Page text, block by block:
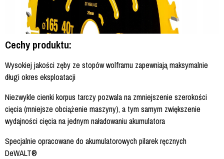
Cechy produktu:
Wysokiej jakości zęby ze stopów wolframu zapewniają maksymalnie
długi okres eksploatacji
Niezwykle cienki korpus tarczy pozwala na zmniejszenie szerokości
cięcia (mniejsze obciążenie maszyny), a tym samym zwiększenie
wydajności cięcia na jednym naładowaniu akumulatora
Specjalnie opracowane do akumulatorowych pilarek ręcznych
DeWALT®